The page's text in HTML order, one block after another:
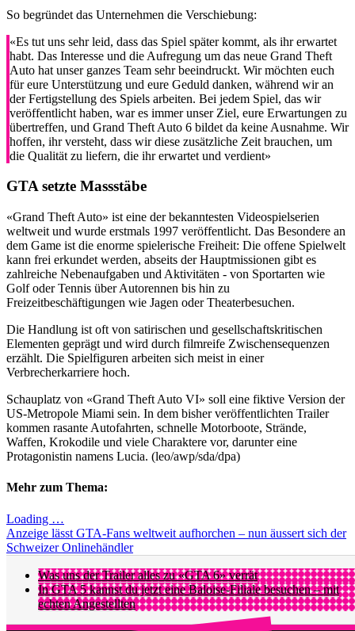
So begründet das Unternehmen die Verschiebung:
«Es tut uns sehr leid, dass das Spiel später kommt, als ihr erwartet
habt. Das Interesse und die Aufregung um das neue Grand Theft
Auto hat unser ganzes Team sehr beeindruckt. Wir möchten euch
für eure Unterstützung und eure Geduld danken, während wir an
der Fertigstellung des Spiels arbeiten. Bei jedem Spiel, das wir
veröffentlicht haben, war es immer unser Ziel, eure Erwartungen zu
übertreffen, und Grand Theft Auto 6 bildet da keine Ausnahme. Wir
hoffen, ihr versteht, dass wir diese zusätzliche Zeit brauchen, um
die Qualität zu liefern, die ihr erwartet und verdient»
GTA setzte Massstäbe
«Grand Theft Auto» ist eine der bekanntesten Videospielserien
weltweit und wurde erstmals 1997 veröffentlicht. Das Besondere an
dem Game ist die enorme spielerische Freiheit: Die offene Spielwelt
kann frei erkundet werden, abseits der Hauptmissionen gibt es
zahlreiche Nebenaufgaben und Aktivitäten - von Sportarten wie
Golf oder Tennis über Autorennen bis hin zu
Freizeitbeschäftigungen wie Jagen oder Theaterbesuchen.
Die Handlung ist oft von satirischen und gesellschaftskritischen
Elementen geprägt und wird durch filmreife Zwischensequenzen
erzählt. Die Spielfiguren arbeiten sich meist in einer
Verbrecherkarriere hoch.
Schauplatz von «Grand Theft Auto VI» soll eine fiktive Version der
US-Metropole Miami sein. In dem bisher veröffentlichten Trailer
kommen rasante Autofahrten, schnelle Motorboote, Strände,
Waffen, Krokodile und viele Charaktere vor, darunter eine
Protagonistin namens Lucia. (leo/awp/sda/dpa)
Mehr zum Thema:
Loading …
Anzeige lässt GTA-Fans weltweit aufhorchen – nun äussert sich der
Schweizer Onlinehändler
Was uns der Trailer alles zu «GTA 6» verrät
In GTA 5 kannst du jetzt eine Baloise-Filiale besuchen – mit
echten Angestellten